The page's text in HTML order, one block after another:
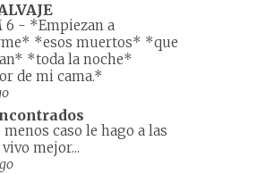
6 - *Empiezan a
*esos muertos* *que
*toda la noche*
de mi cama.*
caso le hago a las
mejor...